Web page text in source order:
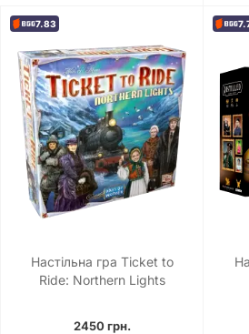
7.83
Настільна гра Ticket to
Ride: Northern Lights
2450 грн.